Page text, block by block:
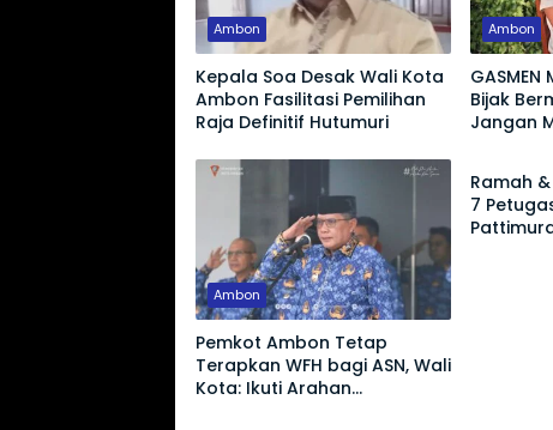
Ambon
Kepala Soa Desak Wali Kota
Ambon Fasilitasi Pemilihan
Raja Definitif Hutumuri
Ambon
Bijak
Jangan
Ambon
Pemkot Ambon Tetap
Terapkan WFH bagi ASN, Wali
Kota: Ikuti Arahan
Ambon
Ramah
7